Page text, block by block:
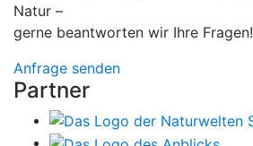
Natur –
gerne beantworten wir Ihre Fragen!
Anfrage senden
Partner